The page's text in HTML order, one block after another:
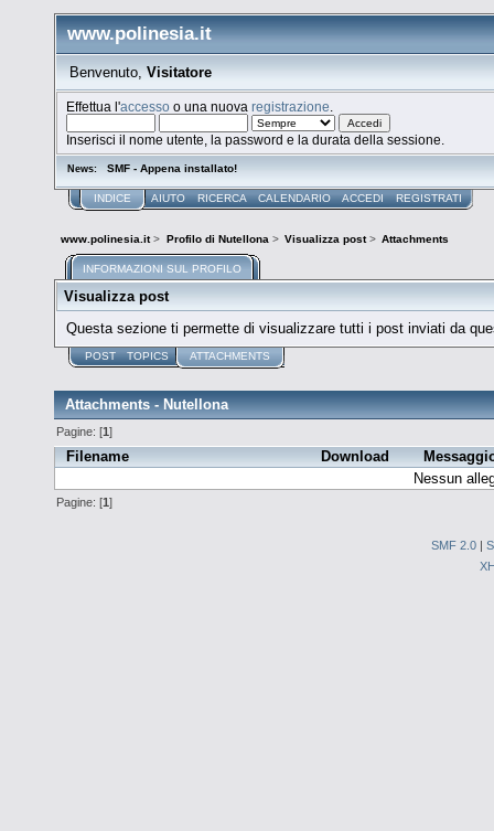
www.polinesia.it
Benvenuto, Visitatore
Effettua l'accesso o una nuovaregistrazione
Inserisci il nome utente, la password e la durata della sessione.
News: SMF - Appena installato!
INDICE AIUTO RICERCA CALENDARIO ACCEDI REGISTRATI
www.polinesia.it> Profilo di Nutellona> Visualizza post> Attachments
INFORMAZIONI SUL PROFILO
Visualizza post
Questa sezione ti permette di visualizzare tutti i post inviati da
POST TOPICS ATTACHMENTS
Attachments - Nutellona
Pagine: [1]
Filename Download
Nessun
Pagine: [1]
SMF 2.0 |